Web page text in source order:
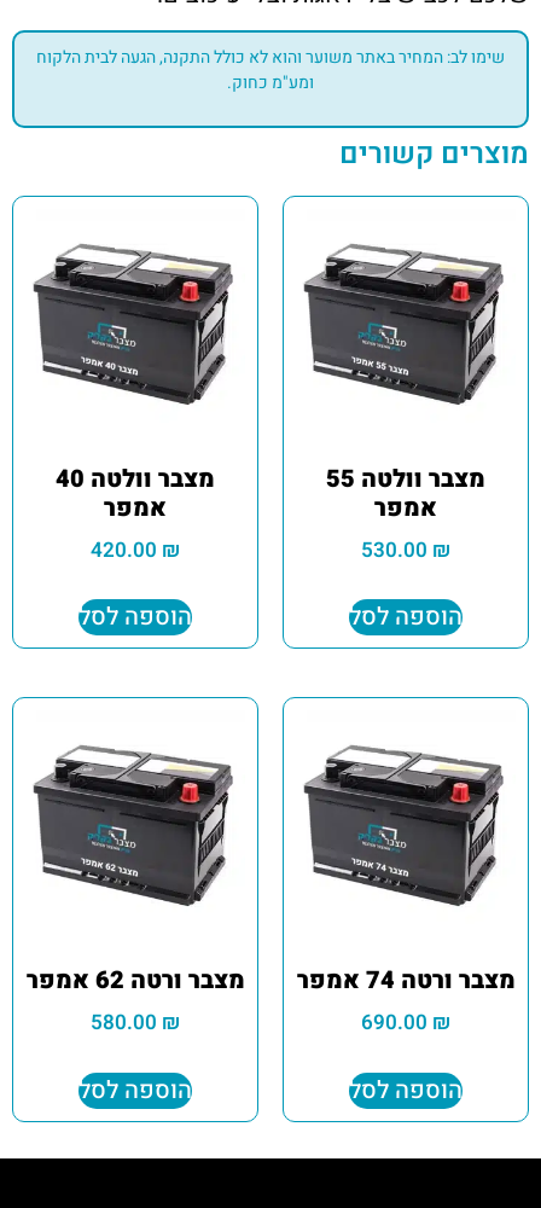
שימו לב: המחיר באתר משוער והוא לא כולל התקנה, הגעה לבית הלקוח
ומע"מ כחוק.
מוצרים קשורים
מצבר וולטה 55
אמפר
530.00 ₪
הוספה לסל
מצבר וולטה 40
אמפר
420.00 ₪
הוספה לסל
מצבר ורטה 74 אמפר
690.00 ₪
הוספה לסל
מצבר ורטה 62 אמפר
580.00 ₪
הוספה לסל